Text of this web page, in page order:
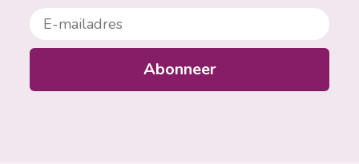
E-mailadres
Abonneer